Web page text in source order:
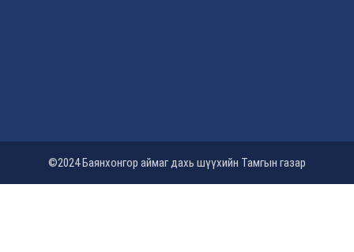
©2024 Баянхонгор аймаг дахь шүүхийн Тамгын газар